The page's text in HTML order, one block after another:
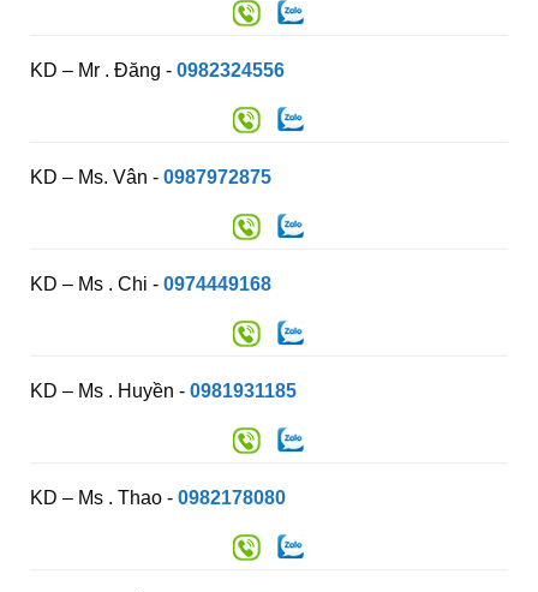
KD – Mr . Đăng - 0982324556
KD – Ms. Vân - 0987972875
KD – Ms . Chi - 0974449168
KD – Ms . Huyền - 0981931185
KD – Ms . Thao - 0982178080